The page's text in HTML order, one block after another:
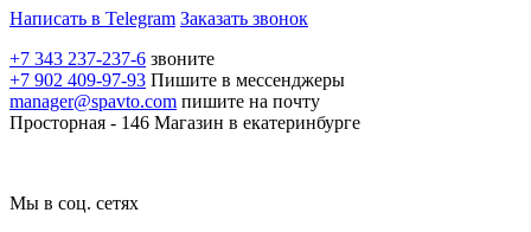
Написать в Telegram Заказать звонок
+7 343 237-237-6 звоните
+7 902 409-97-93 Пишите в мессенджеры
manager@spavto.com пишите на почту
Просторная - 146 Магазин в екатеринбурге
Мы в соц. сетях